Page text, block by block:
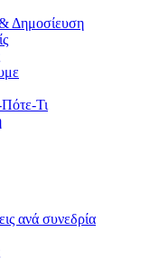
Δημοσίευση
Τι
ανά συνεδρία